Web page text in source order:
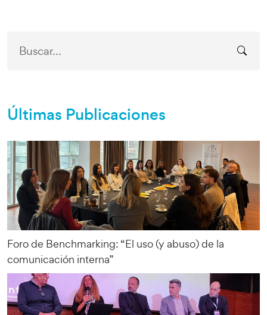
Últimas Publicaciones
Foro de Benchmarking: “El uso (y abuso) de la
comunicación interna”